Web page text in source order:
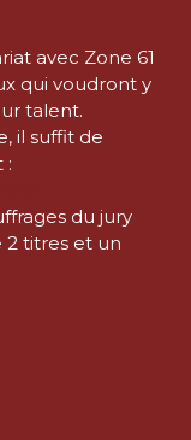
avec Zone 61
qui voudront y
talent.
il suffit de
:
du jury
titres et un